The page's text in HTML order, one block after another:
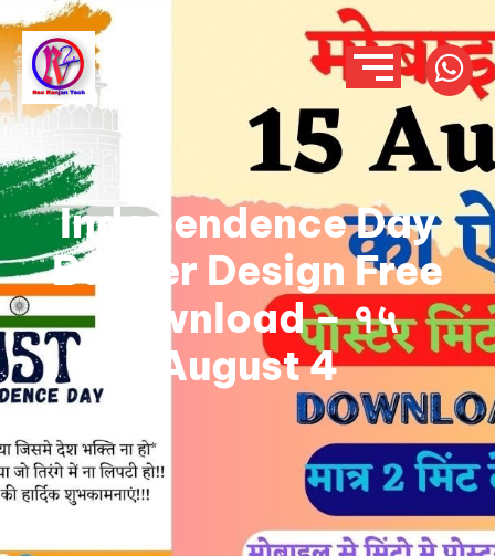
Independence Day
Banner Design Free
Download – १५
August 4